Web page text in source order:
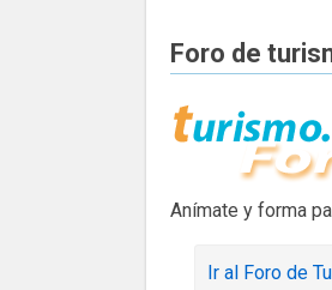
Foro de
Anímate y forma
Ir al Foro de